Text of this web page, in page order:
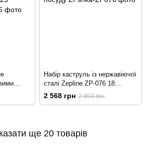
Higher
Набір каструль із нержавіючої
сталі Zepline ZP-076 18
предметів Набір посуду
2 568 грн 2 893 грн
ще 20 товарів